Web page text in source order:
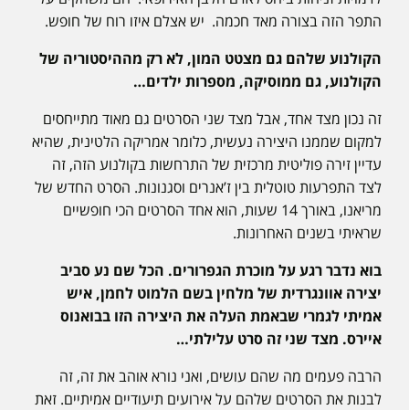
התפר הזה בצורה מאד חכמה. יש אצלם איזו רוח של חופש.
הקולנוע שלהם גם מצטט המון, לא רק מההיסטוריה של
הקולנוע, גם ממוסיקה, מספרות ילדים…
זה נכון מצד אחד, אבל מצד שני הסרטים גם מאוד מתייחסים
למקום שממנו היצירה נעשית, כלומר אמריקה הלטינית, שהיא
עדיין זירה פוליטית מרכזית של התרחשות בקולנוע הזה, זה
לצד התפרעות טוטלית בין ז’אנרים וסגנונות. הסרט החדש של
מריאנו, באורך 14 שעות, הוא אחד הסרטים הכי חופשיים
שראיתי בשנים האחרונות.
בוא נדבר רגע על מוכרת הגפרורים. הכל שם נע סביב
יצירה אוונגרדית של מלחין בשם הלמוט לחמן, איש
אמיתי לגמרי שבאמת העלה את היצירה הזו בבואנוס
איירס. מצד שני זה סרט עלילתי…
הרבה פעמים מה שהם עושים, ואני נורא אוהב את זה, זה
לבנות את הסרטים שלהם על אירועים תיעודיים אמיתיים. זאת